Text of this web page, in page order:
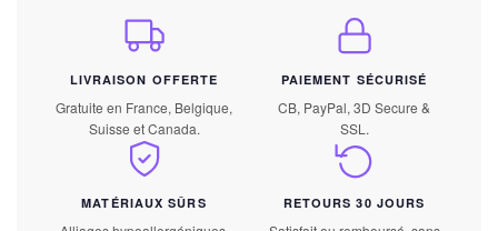
LIVRAISON OFFERTE
Gratuite en France, Belgique,
Suisse et Canada.
PAIEMENT SÉCURISÉ
CB, PayPal, 3D Secure &
SSL.
MATÉRIAUX SÛRS RETOURS 30 JOURS